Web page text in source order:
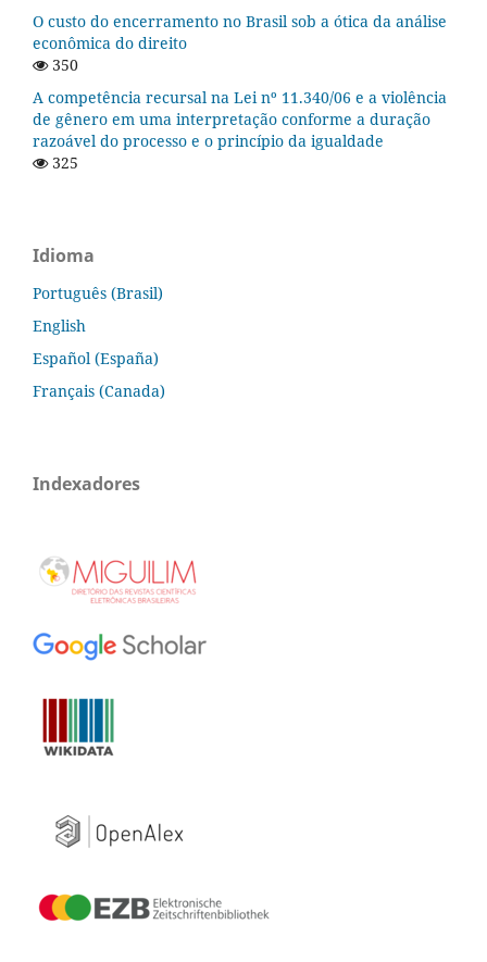
O custo do encerramento no Brasil sob a ótica da análise
econômica do direito
350
A competência recursal na Lei nº 11.340/06 e a violência
de gênero em uma interpretação conforme a duração
razoável do processo e o princípio da igualdade
325
Idioma
Português (Brasil)
English
Español (España)
Français (Canada)
Indexadores